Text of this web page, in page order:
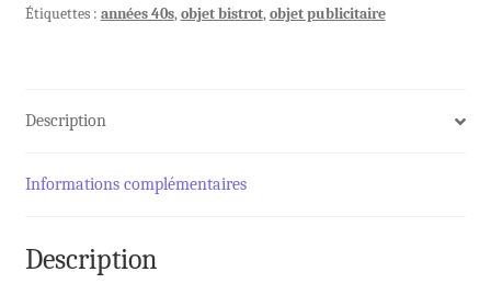
PERNOD
Étiquettes : années 40s,objet bistrot,objet publicitaire
Description
Informations complémentaires
Description